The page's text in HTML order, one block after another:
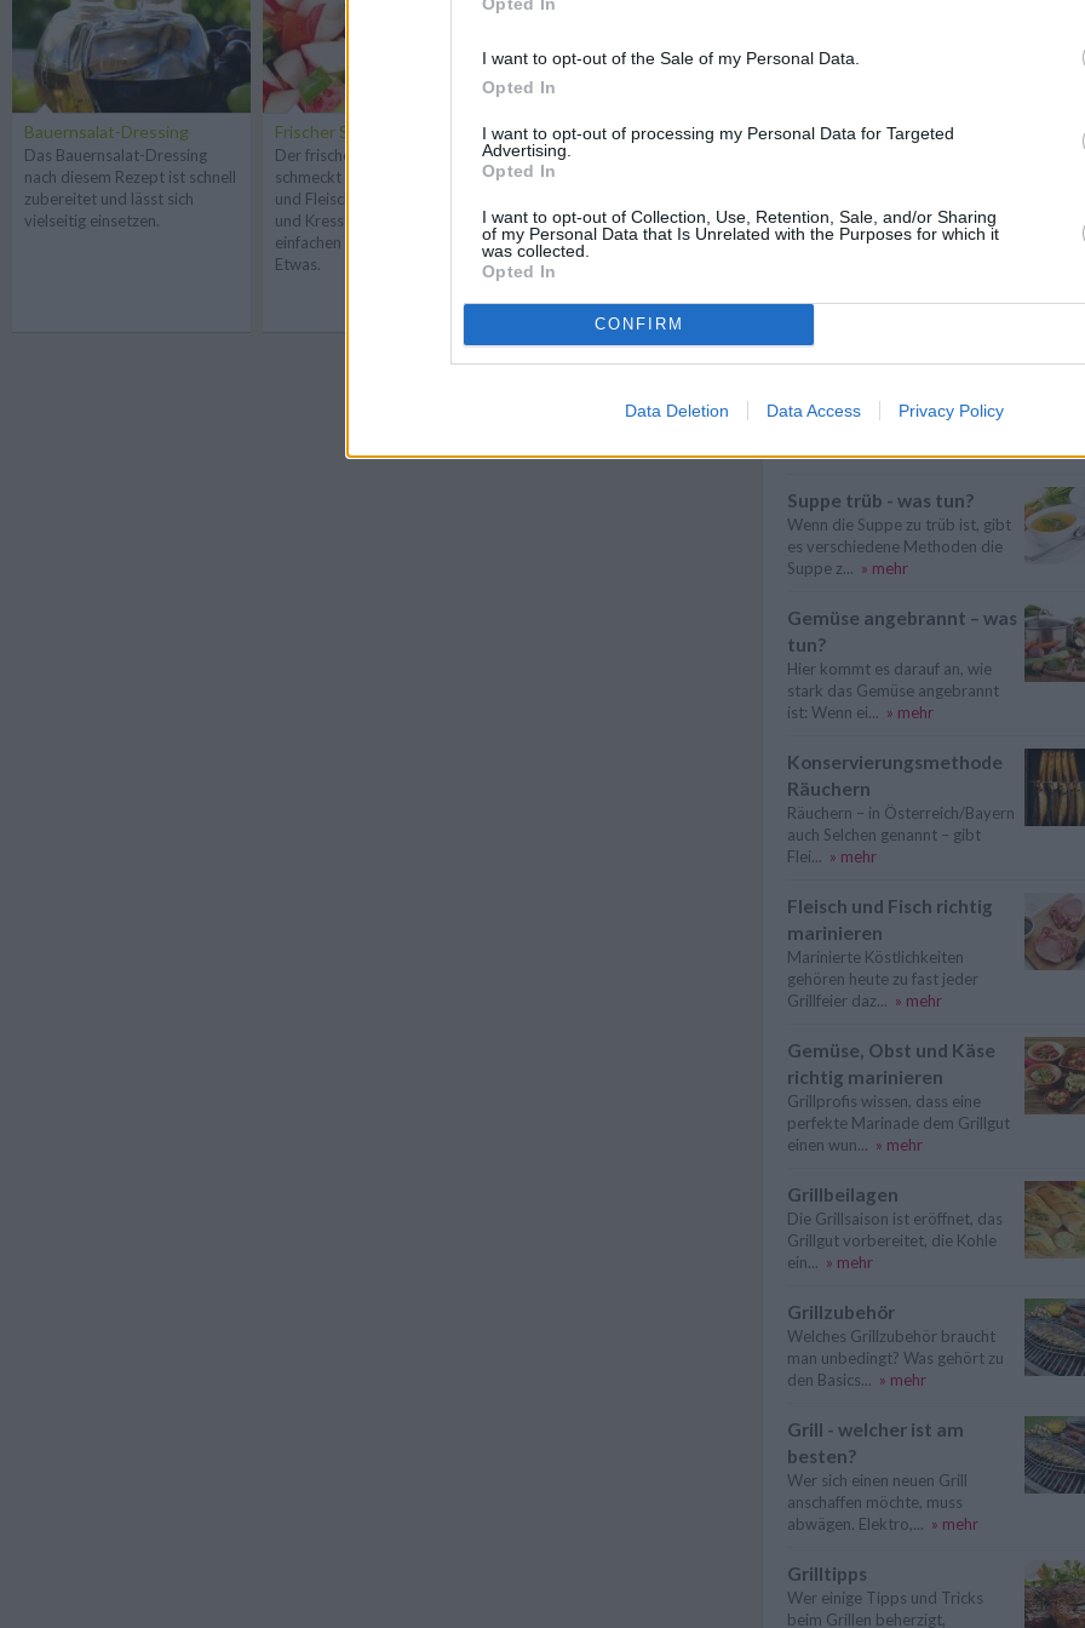
I want to opt-out of the Sale of my Personal Data.
Opted In
I want to opt-out of processing my Personal Data for Targeted
Advertising.
Opted In
I want to opt-out of Collection, Use, Retention, Sale, and/or Sharing
of my Personal Data that Is Unrelated with the Purposes for which it
was collected.
Opted In
CONFIRM
Data Deletion Data Access Privacy Policy
Bauernsalat-Dressing
Das Bauernsalat-Dressing
nach diesem Rezept ist schnell
zubereitet und lässt sich
vielseitig einsetzen.
Frischer Salat mit Kräutern
Der frische Salat mit Kräutern
schmeckt zu fast allen Fisch-
und Fleischgerichten. Chicorée
und Kresse verleihen dem
einfachen Rezept das gewisse
Etwas.
Gansleber auf Blattsalat
Bei diesem edlen Rezept
passt alles wunderbar
Blattsalat, eine feine
Vorspeise mit köstlicher
Marinade.
Gemüse kochen - Gemüse ist
Rindfleisch kochen
beherzigt, k...
» mehr
sind für den Geschmack einer
Eine zu dünne Sauce kann man
Suppe trüb - was tun?
Wenn die Suppe zu trüb ist, gibt
es verschiedene Methoden die
Suppe z... » mehr
Gemüse angebrannt – was
tun?
Hier kommt es darauf an, wie
stark das Gemüse angebrannt
ist: Wenn ei... » mehr
Konservierungsmethode
Räuchern
Räuchern – in Österreich/Bayern
auch Selchen genannt – gibt
Flei... » mehr
Fleisch und Fisch richtig
marinieren
Marinierte Köstlichkeiten
gehören heute zu fast jeder
Grillfeier daz... » mehr
Gemüse, Obst und Käse
richtig marinieren
Grillprofis wissen, dass eine
perfekte Marinade dem Grillgut
einen wun... » mehr
Grillbeilagen
Die Grillsaison ist eröffnet, das
Grillgut vorbereitet, die Kohle
ein... » mehr
Grillzubehör
Welches Grillzubehör braucht
man unbedingt? Was gehört zu
den Basics... » mehr
Grill - welcher ist am
besten?
Wer sich einen neuen Grill
anschaffen möchte, muss
abwägen. Elektro,... » mehr
Grilltipps
Wer einige Tipps und Tricks
beim Grillen beherzigt,